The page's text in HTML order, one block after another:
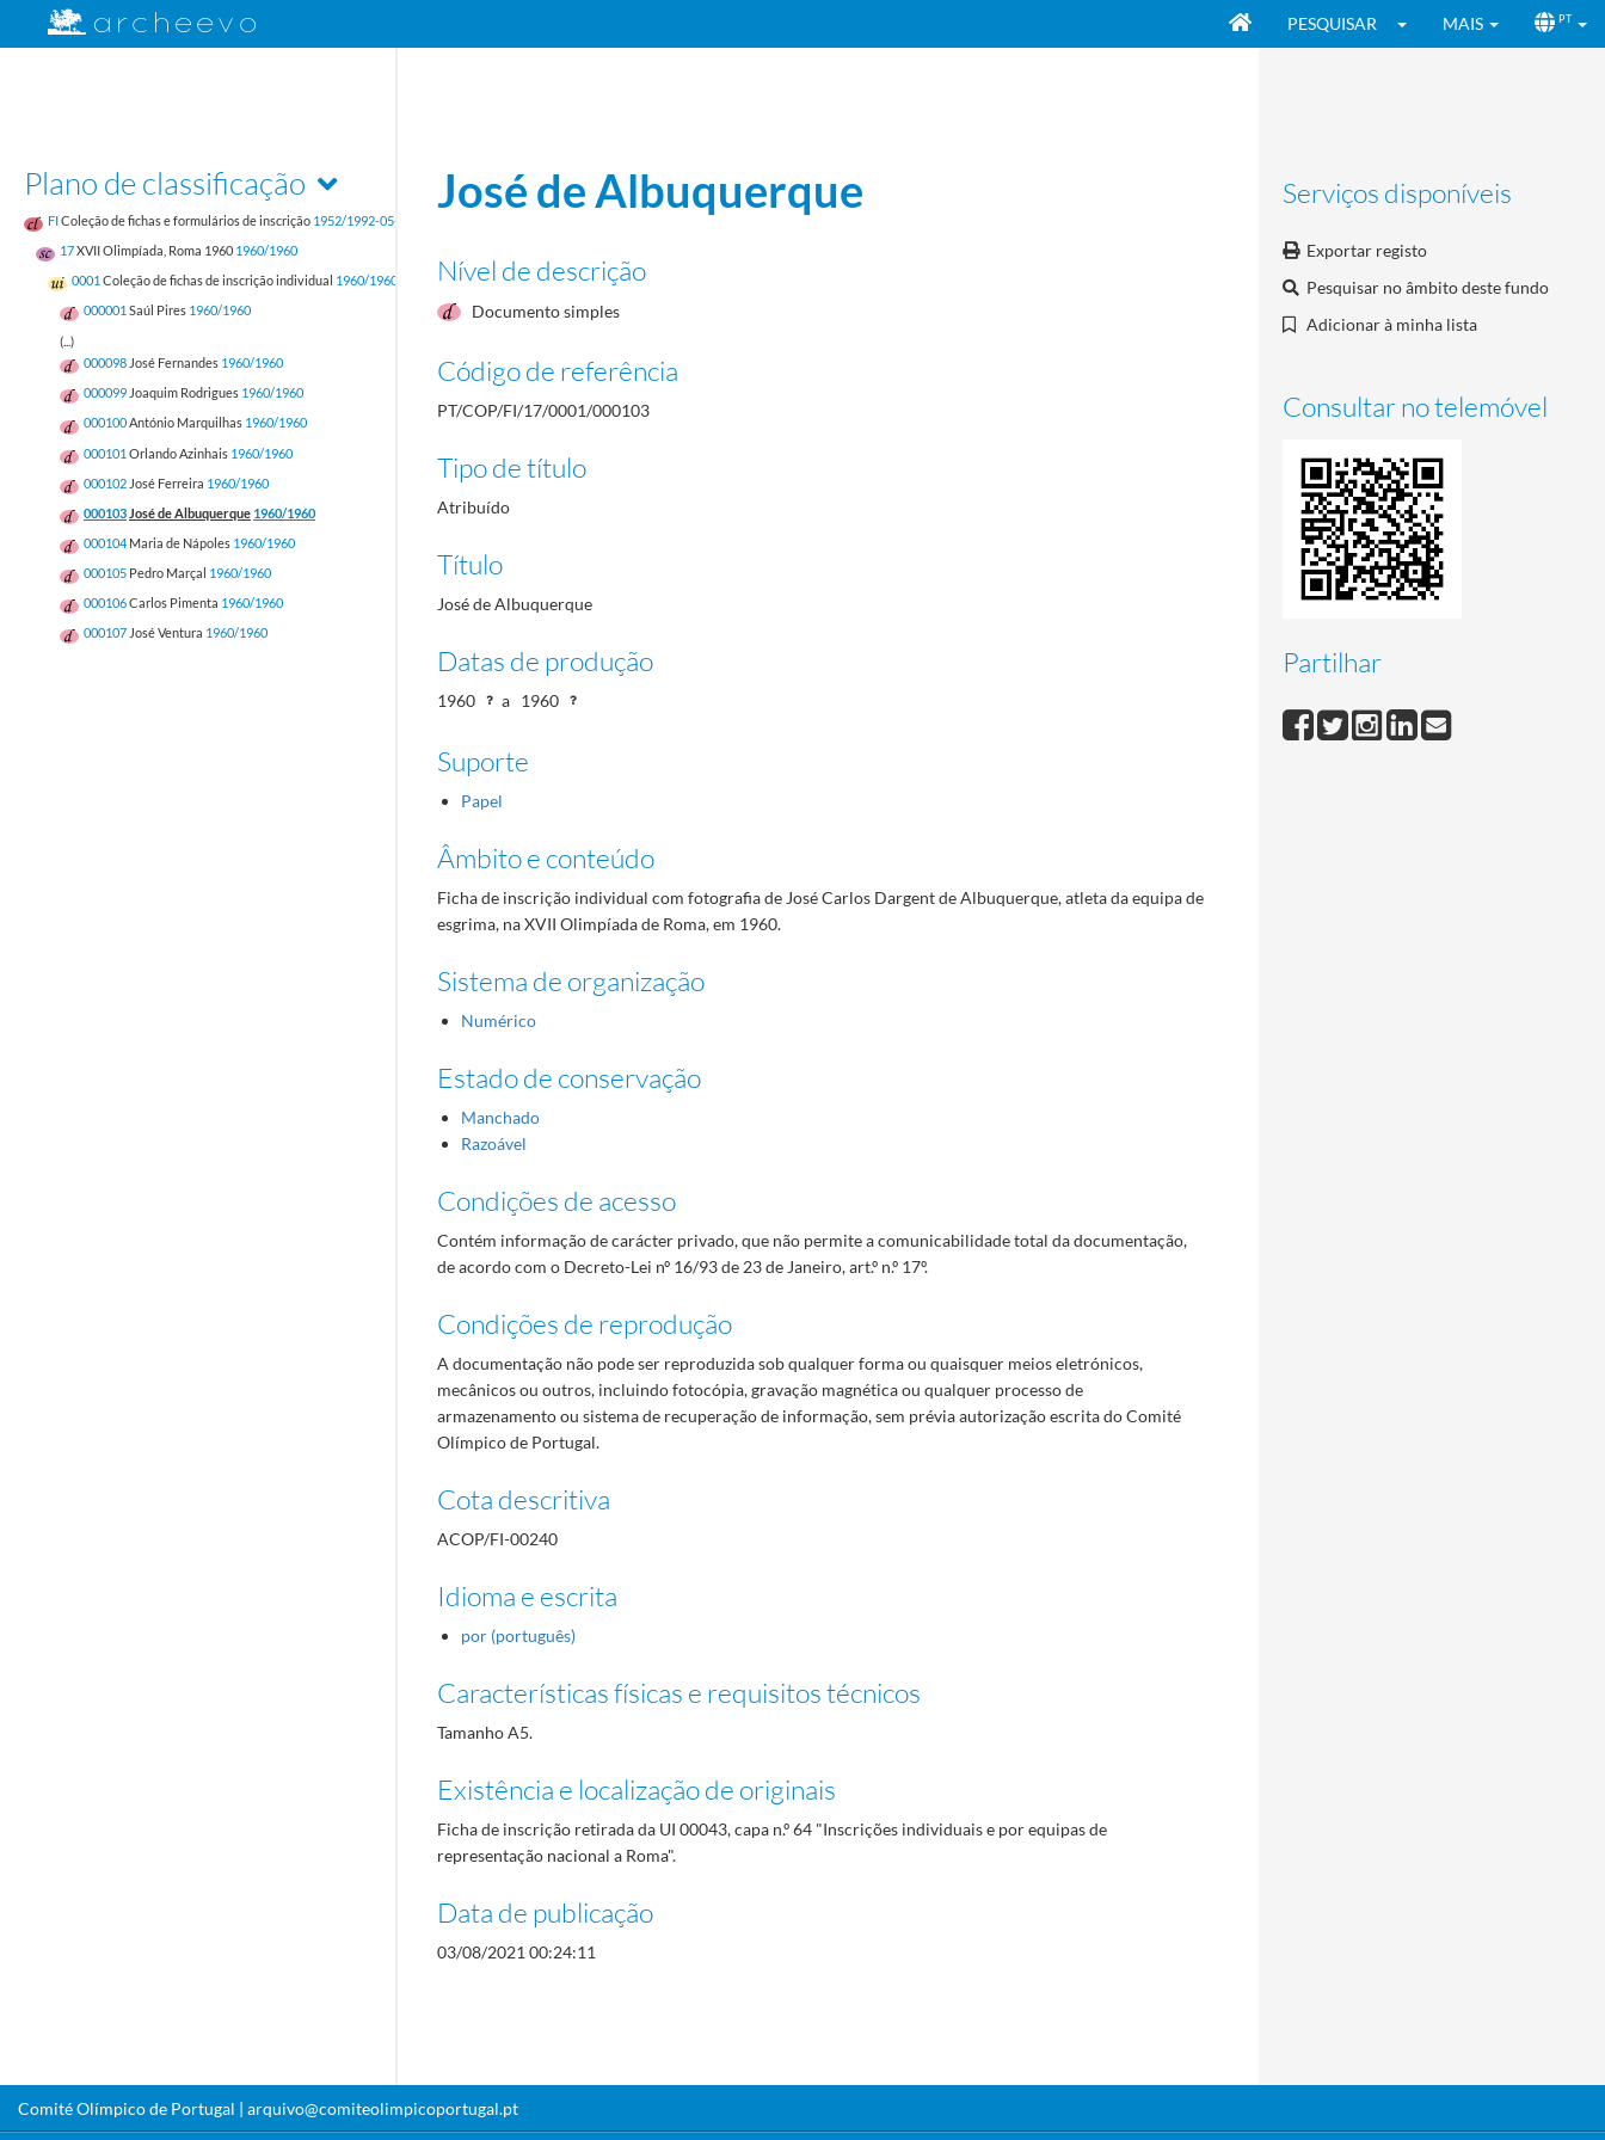
PESQUISAR MAIS PT
Plano de classificação
FIColeção de fichas e formulários de inscrição 1952/1992-05-17
17XVII Olimpíada, Roma 1960 1960/1960
0001 Coleção de fichas de inscrição individual 1960/1960
000001 Saúl Pires 1960/1960
(...)
000098 José Fernandes 1960/1960
000099 Joaquim Rodrigues 1960/1960
000100António Marquilhas 1960/1960
000101 Orlando Azinhais 1960/1960
000102 José Ferreira 1960/1960
000103 José de Albuquerque 1960/1960
000104 Maria de Nápoles 1960/1960
000105 Pedro Marçal 1960/1960
000106Carlos Pimenta 1960/1960
000107 José Ventura 1960/1960
Serviços disponíveis
Exportar registo
Pesquisar no âmbito deste fundo
Adicionar à minha lista
Consultar no telemóvel
Partilhar
José de Albuquerque
Nível de descrição
Documento simples
Código de referência
PT/COP/FI/17/0001/000103
Tipo de título
Atribuído
Título
José de Albuquerque
Datas de produção
1960 a 1960
Suporte
Papel
Âmbito e conteúdo
Ficha de inscrição individual com fotografia de José Carlos Dargent de Albuquerque, atleta da equipa de
esgrima, na XVII Olimpíada de Roma, em 1960.
Sistema de organização
Numérico
Estado de conservação
Manchado
Razoável
Condições de acesso
Contém informação de carácter privado, que não permite a comunicabilidade total da documentação,
de acordo com o Decreto-Lei nº 16/93 de 23 de Janeiro, art.º n.º 17º.
Condições de reprodução
A documentação não pode ser reproduzida sob qualquer forma ou quaisquer meios eletrónicos,
mecânicos ou outros, incluindo fotocópia, gravação magnética ou qualquer processo de
armazenamento ou sistema de recuperação de informação, sem prévia autorização escrita do Comité
Olímpico de Portugal.
Cota descritiva
ACOP/FI-00240
Idioma e escrita
por (português)
Características físicas e requisitos técnicos
Tamanho A5.
Existência e localização de originais
Ficha de inscrição retirada da UI 00043, capa n.º 64 "Inscrições individuais e por equipas de
representação nacional a Roma".
Data de publicação
03/08/2021 00:24:11
Comité Olímpico de Portugal | arquivo@comiteolimpicoportugal.pt